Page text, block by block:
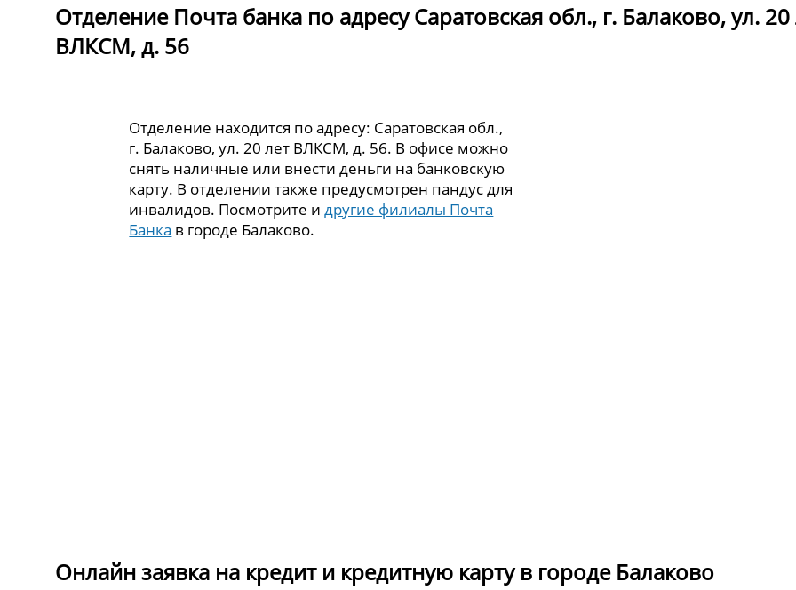
Отделение Почта банка по адресу Саратовская обл., г. Балаково, ул. 20
ВЛКСМ, д. 56
Отделение находится по адресу: Саратовская обл.,
г. Балаково, ул. 20 лет ВЛКСМ, д. 56. В офисе можно
снять наличные или внести деньги на банковскую
карту. В отделении также предусмотрен пандус для
инвалидов. Посмотрите идругие филиалы Почта
Банка в городе Балаково.
Онлайн заявка на кредит и кредитную карту в городе Балаково